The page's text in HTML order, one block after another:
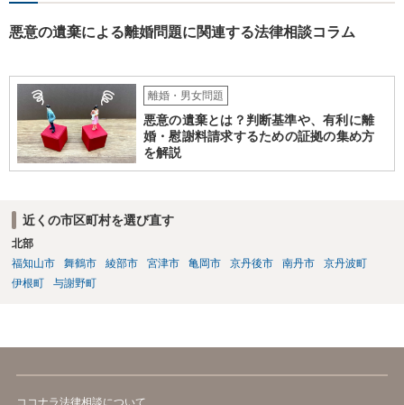
悪意の遺棄による離婚問題に関連する法律相談コラム
離婚・男女問題
悪意の遺棄とは？判断基準や、有利に離
婚・慰謝料請求するための証拠の集め方
を解説
近くの市区町村を選び直す
北部
福知山市
舞鶴市 綾部市 宮津市 亀岡市 京丹後市 南丹市
京丹波町
伊根町
与謝野町
ココナラ法律相談について